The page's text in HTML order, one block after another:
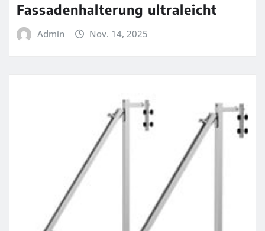
Fassadenhalterung ultraleicht
Admin Nov. 14, 2025